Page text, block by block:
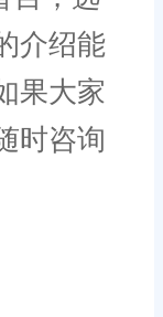
介绍能
果大家
时咨询